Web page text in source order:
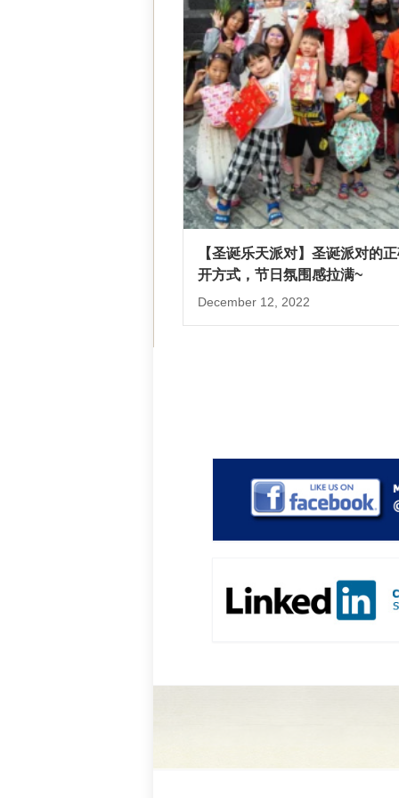
【圣诞乐天派对】圣诞派对的
开方式，节日氛围感拉满~
December 12, 2022